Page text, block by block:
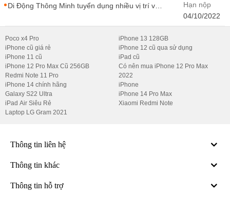
Di Động Thông Minh tuyển dụng nhiều vị trí với
Thông Minh
Hạn nộp
04/10/2022
Poco x4 Pro
iPhone cũ giá rẻ
iPhone 11 cũ
iPhone 12 Pro Max Cũ 256GB
Redmi Note 11 Pro
iPhone 14 chính hãng
Galaxy S22 Ultra
iPad Air Siêu Rẻ
Laptop LG Gram 2021
iPhone 13 128GB
iPhone 12 cũ qua sử dụng
iPad cũ
Có nên mua iPhone 12 Pro Max
2022
iPhone
iPhone 14 Pro Max
Xiaomi Redmi Note
Thông tin liên hệ
Thông tin khác
Thông tin hỗ trợ